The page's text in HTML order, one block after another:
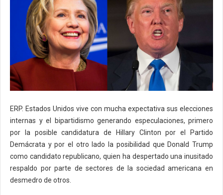
ERP. Estados Unidos vive con mucha expectativa sus elecciones
internas y el bipartidismo generando especulaciones, primero
por la posible candidatura de Hillary Clinton por el Partido
Demácrata y por el otro lado la posibilidad que Donald Trump
como candidato republicano, quien ha despertado una inusitado
respaldo por parte de sectores de la sociedad americana en
desmedro de otros.